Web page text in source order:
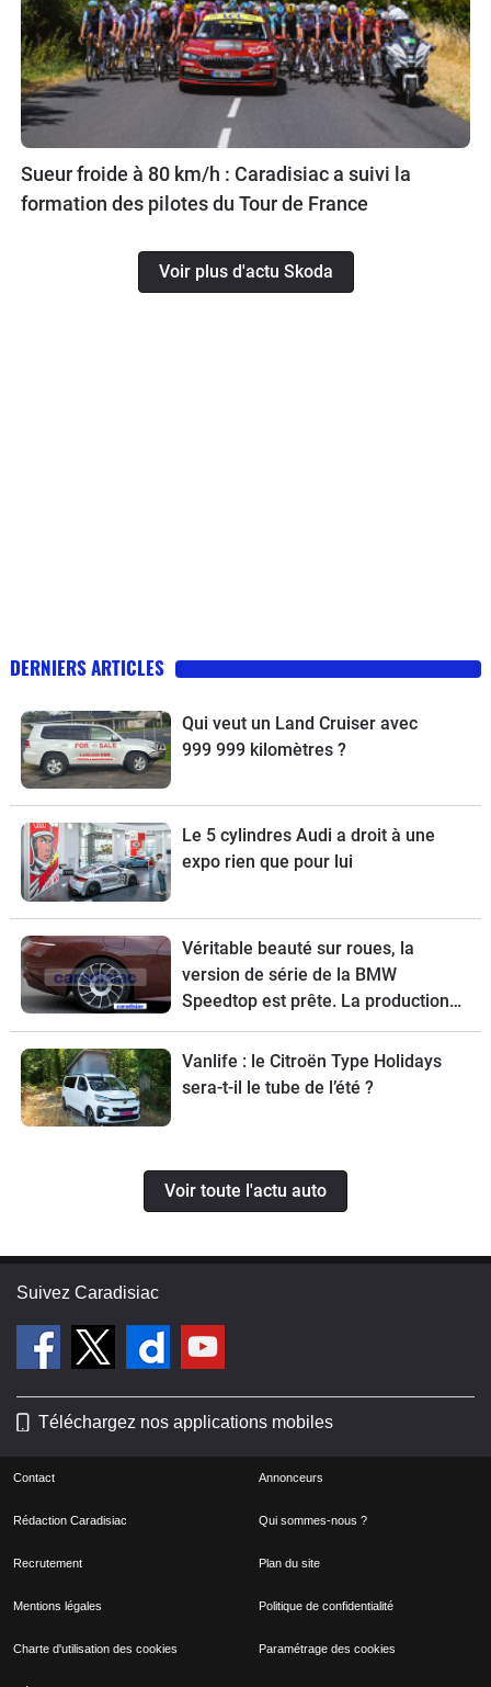
Sueur froide à 80 km/h : Caradisiac a suivi la
formation des pilotes du Tour de France
Voir plus d'actu Skoda
DERNIERS ARTICLES
Qui veut un Land Cruiser avec
999 999 kilomètres ?
Le 5 cylindres Audi a droit à une
expo rien que pour lui
Véritable beauté sur roues, la
version de série de la BMW
Speedtop est prête. La production
de ce break de chasse sera limitée à
70 exemplaires.
Vanlife : le Citroën Type Holidays
sera-t-il le tube de l’été ?
Voir toute l'actu auto
Suivez Caradisiac
Téléchargez nos applications mobiles
Contact Annonceurs
Rédaction Caradisiac Qui sommes-nous ?
Recrutement Plan du site
Mentions légales Politique de confidentialité
Charte d'utilisation des cookies Paramétrage des cookies